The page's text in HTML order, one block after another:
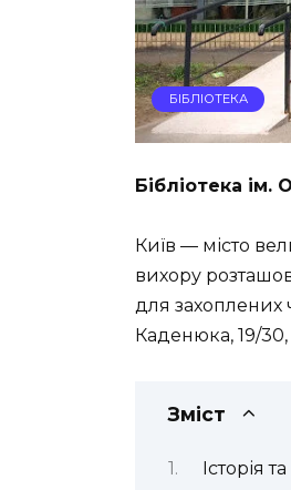
БІБЛІОТЕКА
Бібліотека
Київ — місто
вихору
для захоплених
Каденюка, 19/
Зміст
Історія